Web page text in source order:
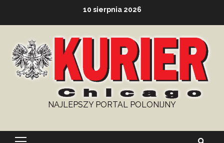
10 sierpnia 2026
NAJLEPSZY PORTAL POLONIJNY